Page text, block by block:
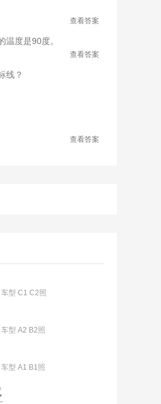
查看答案
温度是90度。
查看答案
线？
查看答案
型 C1 C2照
型 A2 B2照
型 A1 B1照